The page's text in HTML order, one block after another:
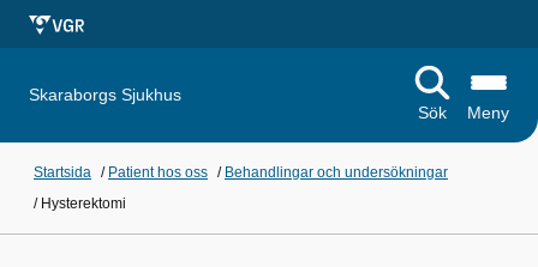
Skaraborgs Sjukhus
Sök
Meny
Startsida / Patient hos oss / Behandlingar och undersökningar
/ Hysterektomi